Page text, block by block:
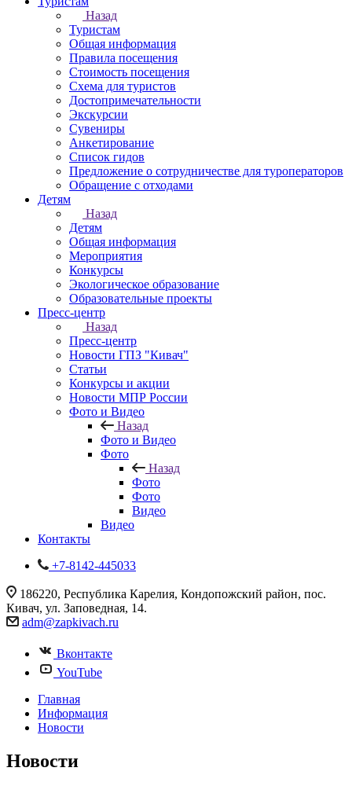
Назад
Туристам
Общая информация
Правила посещения
Стоимость посещения
Схема для туристов
Достопримечательности
Экскурсии
Сувениры
Анкетирование
Список гидов
Предложение о сотрудничестве для туроператоров
Обращение с отходами
Детям
Назад
Детям
Общая информация
Мероприятия
Конкурсы
Экологическое образование
Образовательные проекты
Пресс-центр
Назад
Пресс-центр
Новости ГПЗ "Кивач"
Статьи
Конкурсы и акции
Новости МПР России
Фото и Видео
Назад
Фото и Видео
Фото
Назад
Фото
Фото
Видео
Видео
Контакты
+7-8142-445033
186220, Республика Карелия, Кондопожский район, пос.
Кивач, ул. Заповедная, 14.
adm@zapkivach.ru
Вконтакте
YouTube
Главная
Информация
Новости
Новости